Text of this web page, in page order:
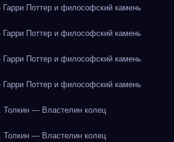
Поттер и философский камень
Поттер и философский камень
Поттер и философский камень
Поттер и философский камень
— Властелин колец
— Властелин колец